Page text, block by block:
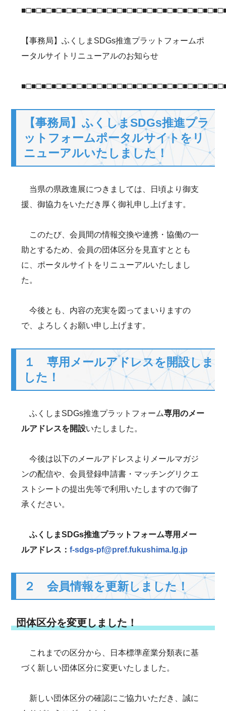
【事務局】ふくしまSDGs推進プラットフォームポ
ータルサイトリニューアルのお知らせ
【事務局】ふくしまSDGs推進プラ
ットフォームポータルサイトをリ
ニューアルいたしました！
当県の県政進展につきましては、日頃より御支
援、御協力をいただき厚く御礼申し上げます。
このたび、会員間の情報交換や連携・協働の一
助とするため、会員の団体区分を見直すととも
に、ポータルサイトをリニューアルいたしまし
た。
今後とも、内容の充実を図ってまいりますの
で、よろしくお願い申し上げます。
１ 専用メールアドレスを開設しま
した！
ふくしまSDGs推進プラットフォーム専用のメー
ルアドレスを開設いたしました。
今後は以下のメールアドレスよりメールマガジ
ンの配信や、会員登録申請書・マッチングリクエ
ストシートの提出先等で利用いたしますので御了
承ください。
ふくしまSDGs推進プラットフォーム専用メー
ルアドレス：f-sdgs-pf@pref.fukushima.lg.jp
２ 会員情報を更新しました！
団体区分を変更しました！
これまでの区分から、日本標準産業分類表に基
づく新しい団体区分に変更いたしました。
新しい団体区分の確認にご協力いただき、誠に